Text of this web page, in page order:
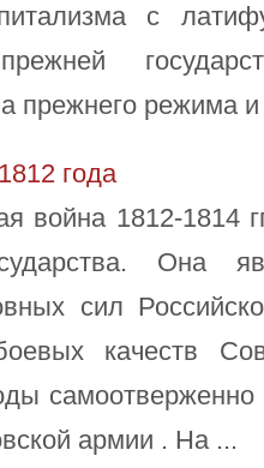
с
прежнего режима
года
война 1812-1814
Она
сил
качеств
армии . На ...